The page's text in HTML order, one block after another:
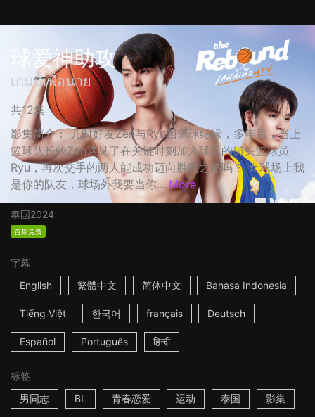
球爱神助攻
เกมนี้เพื่อนาย
共12集
影集简介： 儿时好友Zen与Ryu因篮球结缘，多年后，当上
篮球队长的Zen遇见了在关键时刻加入球队的街头篮球员
Ryu，再次交手的两人能成功迈向胜利之路吗？ ☆球场上我
是你的队友，球场外我要当你... More
泰国2024
首集免费
字幕
English
繁體中文 简体中文 Bahasa Indonesia
Tiếng Việt 한국어 français Deutsch
Español Português हिन्दी
标签
男同志
BL 青春恋爱 运动 泰国 影集